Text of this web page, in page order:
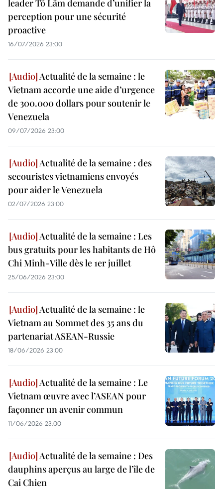
leader Tô Lâm demande d’unifier la
perception pour une sécurité
proactive
16/07/2026 23:00
Actualité de la semaine : le
Vietnam accorde une aide d’urgence
de 300.000 dollars pour soutenir le
Venezuela
09/07/2026 23:00
Actualité de la semaine : des
secouristes vietnamiens envoyés
pour aider le Venezuela
02/07/2026 23:00
Actualité de la semaine : Les
bus gratuits pour les habitants de Hô
Chi Minh-Ville dès le 1er juillet
25/06/2026 23:00
Actualité de la semaine : le
Vietnam au Sommet des 35 ans du
partenariat ASEAN-Russie
18/06/2026 23:00
Actualité de la semaine : Le
Vietnam œuvre avec l’ASEAN pour
façonner un avenir commun
11/06/2026 23:00
Actualité de la semaine : Des
dauphins aperçus au large de l’île de
Cai Chien